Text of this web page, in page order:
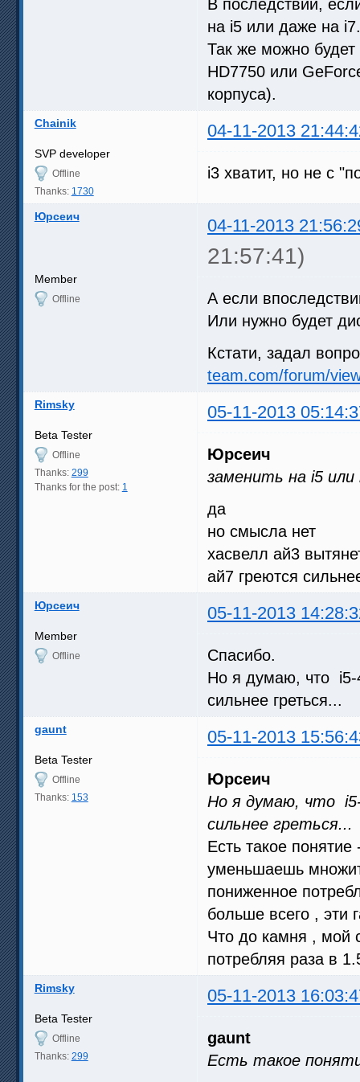
В последствии,
на i5 или даже на i7.
Так же можно будет
HD7750 или
корпуса).
Chainik 04-11-2013
SVP developer
Offline
Thanks: 1730
i3 хватит, но не с
Юрсеич 04-11-2013
21:57:41)
Member
Offline
А если
Или нужно будет
Кстати, задал
team.com/forum/
Rimsky 05-11-2013
Beta Tester
Offline
Thanks: 299
Thanks for the post: 1
Юрсеич
заменить на i5
да
но смысла нет
хасвелл ай3
ай7 греются
Юрсеич 05-11-2013
Member
Offline
Спасибо.
Но я думаю, что i5-
сильнее греться...
gaunt 05-11-2013
Beta Tester
Offline
Thanks: 153
Юрсеич
Но я думаю, что i5-
сильнее греться...
Есть такое
уменьшаешь
пониженное
больше всего , эти
Что до камня , мой
потребляя раза в
Rimsky 05-11-2013
Beta Tester
Offline
Thanks: 299
gaunt
Есть такое